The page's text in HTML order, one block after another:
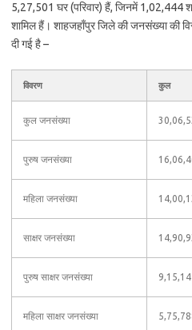
5,27,501 घर (परिवार) हैं, जिनमें 1,02,444
शामिल हैं। शाहजहाँपुर जिले की जनसंख्या की
दी गई है –
विवरण कुल
कुल जनसंख्या
पुरुष जनसंख्या
महिला जनसंख्या
साक्षर जनसंख्या
पुरुष साक्षर जनसंख्या
महिला साक्षर जनसंख्या